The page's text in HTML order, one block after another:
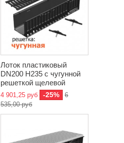
Лоток пластиковый
DN200 H235 с чугунной
решеткой щелевой
4 901,25 руб -25%
6
535,00 руб